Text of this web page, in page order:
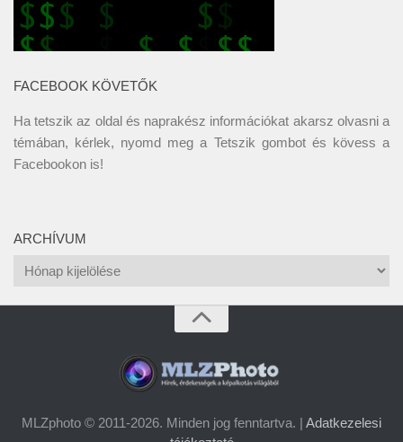
FACEBOOK KÖVETŐK
Ha tetszik az oldal és naprakész információkat akarsz olvasni a
témában, kérlek, nyomd meg a Tetszik gombot és kövess a
Facebookon is!
ARCHÍVUM
Archívum
MLZphoto © 2011-2026. Minden jog fenntartva. | Adatkezelesi